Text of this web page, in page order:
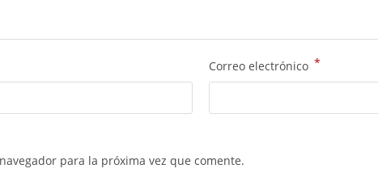
Correo electrónico *
para la próxima vez que comente.